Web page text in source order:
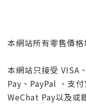
本網站所有零售價
本網站只接受 VISA
Pay 、 PayPal 、支
WeChat Pay以及或